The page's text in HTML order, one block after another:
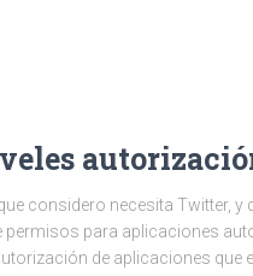
considero necesita Twitter,
permisos para aplicaciones
de aplicaciones que